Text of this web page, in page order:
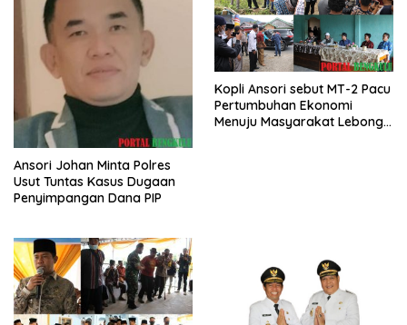
Ansori Johan Minta Polres
Usut Tuntas Kasus Dugaan
Penyimpangan Dana PIP
Kopli Ansori sebut MT-2 Pacu
Pertumbuhan Ekonomi
Menuju Masyarakat Lebong